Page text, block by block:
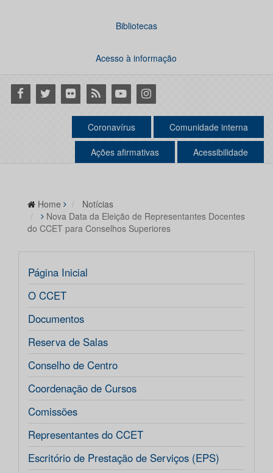
Bibliotecas
Acesso à informação
Facebook
Twitter Flickr RSS YoutubeInstagram
Coronavírus Comunidade interna
Ações afirmativas Acessibilidade
Home
Notícias
Nova Data da Eleição de Representantes Docentes
do CCET para Conselhos Superiores
Página Inicial
O CCET
Documentos
Reserva de Salas
Conselho de Centro
Coordenação de Cursos
Comissões
Representantes do CCET
Escritório de Prestação de Serviços (EPS)